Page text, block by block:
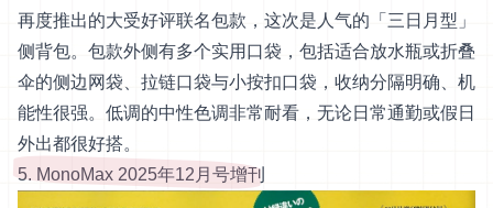
再度推出的大受好评联名包款，这次是人气的「三日月型」
侧背包。包款外侧有多个实用口袋，包括适合放水瓶或折叠
伞的侧边网袋、拉链口袋与小按扣口袋，收纳分隔明确、机
能性很强。低调的中性色调非常耐看，无论日常通勤或假日
外出都很好搭。
5. MonoMax 2025年12月号增刊